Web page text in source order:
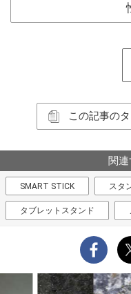
この記事の
関
SMART STICK スタ
タブレットスタンド